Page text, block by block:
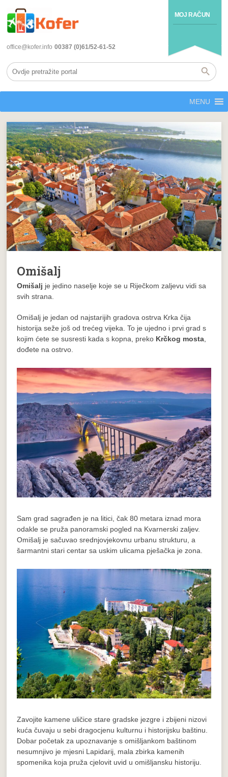
MOJ RAČUN
office@kofer.info 00387 (0)61/52-61-52
MENU
Omišalj
Omišalj je jedino naselje koje se u Riječkom zaljevu vidi sa
svih strana.
Omišalj je jedan od najstarijih gradova ostrva Krka čija
historija seže još od trećeg vijeka. To je ujedno i prvi grad s
kojim ćete se susresti kada s kopna, preko Krčkog mosta
dođete na ostrvo.
Sam grad sagrađen je na litici, čak 80 metara iznad mora
odakle se pruža panoramski pogled na Kvarnerski zaljev.
Omišalj je sačuvao srednjovjekovnu urbanu strukturu, a
šarmantni stari centar sa uskim ulicama pješačka je zona.
Zavojite kamene uličice stare gradske jezgre i zbijeni nizovi
kuća čuvaju u sebi dragocjenu kulturnu i historijsku baštinu.
Dobar početak za upoznavanje s omišljankom baštinom
nesumnjivo je mjesni Lapidarij, mala zbirka kamenih
spomenika koja pruža cjelovit uvid u omišljansku historiju.